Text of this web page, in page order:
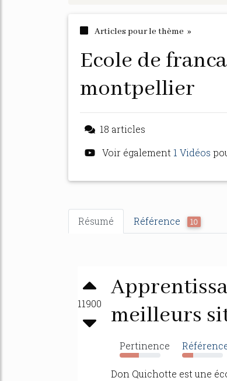
Articles pour le thème »
ecole de francais langue etrangere
montpellier
18 articles
Voir également 1 Vidéos
Résumé Référence 10
11900
meilleurs
Pertinence
47% 28%
Don Quichotte est une